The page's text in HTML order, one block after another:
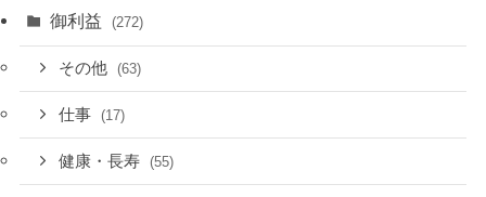
御利益 (272)
その他 (63)
仕事 (17)
健康・長寿 (55)